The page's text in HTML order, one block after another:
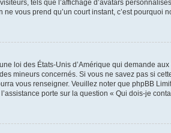
tels que l’affichage d’avatars
vous prend qu’un court instant, c’est pourquoi
loi des États-Unis d’Amérique qui demande
mineurs concernés. Si vous ne savez pas si
vous renseigner. Veuillez noter que phpBB
porte sur la question « Qui dois-je